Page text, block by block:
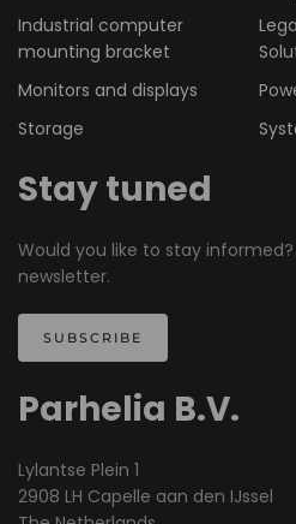
Industrial computer
mounting bracket
Monitors and displays
Storage
Stay tuned
Would you like to stay
newsletter.
SUBSCRIBE
Parhelia B.V.
Lylantse Plein 1
2908 LH Capelle aan den IJssel